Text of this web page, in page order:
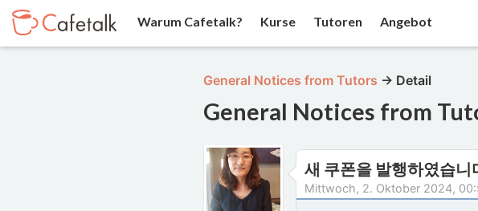
Warum Cafetalk? Kurse Tutoren Angebot
General Notices from Tutors → Detail
General Notices from
새 쿠폰을 발행하였습
Mittwoch, 2. Oktober 2024,